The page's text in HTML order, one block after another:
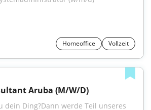
Homeoffice Vollzeit
Aruba (M/W/D)
dein Ding?Dann werde Teil unseres